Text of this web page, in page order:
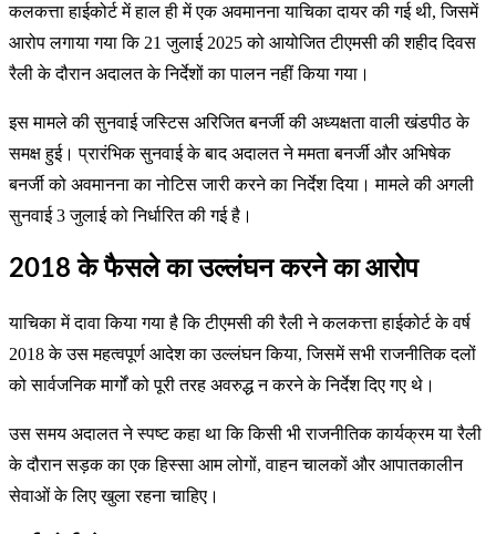
कलकत्ता हाईकोर्ट में हाल ही में एक अवमानना याचिका दायर की गई थी, जिसमें
आरोप लगाया गया कि 21 जुलाई 2025 को आयोजित टीएमसी की शहीद दिवस
रैली के दौरान अदालत के निर्देशों का पालन नहीं किया गया।
इस मामले की सुनवाई जस्टिस अरिजित बनर्जी की अध्यक्षता वाली खंडपीठ के
समक्ष हुई। प्रारंभिक सुनवाई के बाद अदालत ने ममता बनर्जी और अभिषेक
बनर्जी को अवमानना का नोटिस जारी करने का निर्देश दिया। मामले की अगली
सुनवाई 3 जुलाई को निर्धारित की गई है।
2018 के फैसले का उल्लंघन करने का आरोप
याचिका में दावा किया गया है कि टीएमसी की रैली ने कलकत्ता हाईकोर्ट के वर्ष
2018 के उस महत्वपूर्ण आदेश का उल्लंघन किया, जिसमें सभी राजनीतिक दलों
को सार्वजनिक मार्गों को पूरी तरह अवरुद्ध न करने के निर्देश दिए गए थे।
उस समय अदालत ने स्पष्ट कहा था कि किसी भी राजनीतिक कार्यक्रम या रैली
के दौरान सड़क का एक हिस्सा आम लोगों, वाहन चालकों और आपातकालीन
सेवाओं के लिए खुला रहना चाहिए।